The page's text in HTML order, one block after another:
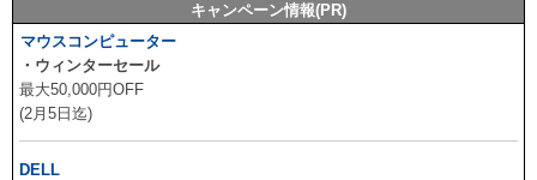
キャンペーン情報(PR)
マウスコンピューター
・ウィンターセール
最大50,000円OFF
(2月5日迄)
DELL